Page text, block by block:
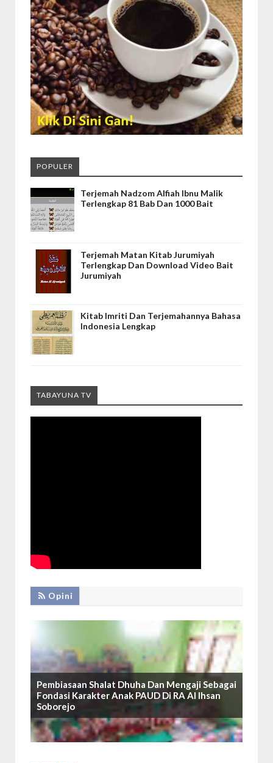
POPULER
Terjemah Nadzom Alfiah Ibnu Malik
Terlengkap 81 Bab Dan 1000 Bait
Terjemah Matan Kitab Jurumiyah
Terlengkap Dan Download Video Bait
Jurumiyah
Kitab Imriti Dan Terjemahannya Bahasa
Indonesia Lengkap
TABAYUNA TV
Opini
Pembiasaan Shalat Dhuha Dan Mengaji Sebagai
Fondasi Karakter Anak PAUD Di RA Al Ihsan
Soborejo